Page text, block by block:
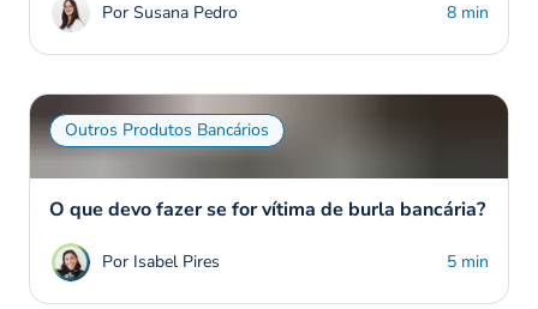
Por Susana Pedro 8 min
Outros Produtos Bancários
O que devo fazer se for vítima de burla bancária?
Por Isabel Pires 5 min